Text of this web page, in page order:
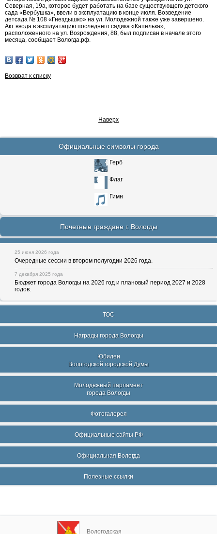
Северная, 19а, которое будет работать на базе существующего детского
сада «Вербушка», ввели в эксплуатацию в конце июля. Возведение
детсада № 108 «Гнездышко» на ул. Молодежной также уже завершено.
Акт ввода в эксплуатацию последнего садика «Капелька»,
расположенного на ул. Возрождения, 88, был подписан в начале этого
месяца, сообщает Вологда.рф.
Возврат к списку
Наверх
Официальные символы города
Герб
Флаг
Гимн
Почетные граждане г. Вологды
25 июня 2026 года
Очередные сессии в втором полугодии 2026 года.
7 декабря 2025 года
Бюджет города Вологды на 2026 год и плановый период 2027 и 2028
годов.
ТОС
Награды города Вологды
Юбилеи
Вологодской городской Думы
Молодежный парламент
города Вологды
Фотогалерея
Официальные сайты РФ
Официальная Вологда
Полезные ссылки
Вологодская